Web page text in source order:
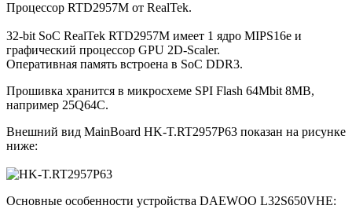
Процессор RTD2957M от RealTek.
32-bit SoC RealTek RTD2957M имеет 1 ядро MIPS16e и
графический процессор GPU 2D-Scaler.
Оперативная память встроена в SoC DDR3.
Прошивка хранится в микросхеме SPI Flash 64Mbit 8MB,
например 25Q64C.
Внешний вид MainBoard HK-T.RT2957P63 показан на рисунке
ниже:
Основные особенности устройства DAEWOO L32S650VHE: